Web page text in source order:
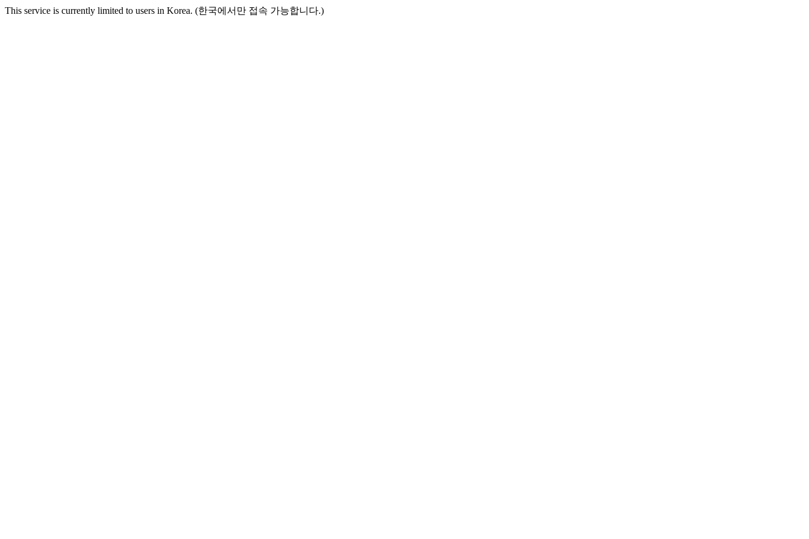
This service is currently limited to users in Korea. (한국에서만 접속 가능합니다.)